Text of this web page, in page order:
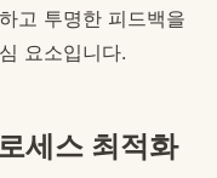
고 투명한 피드백을
요소입니다.
세스 최적화